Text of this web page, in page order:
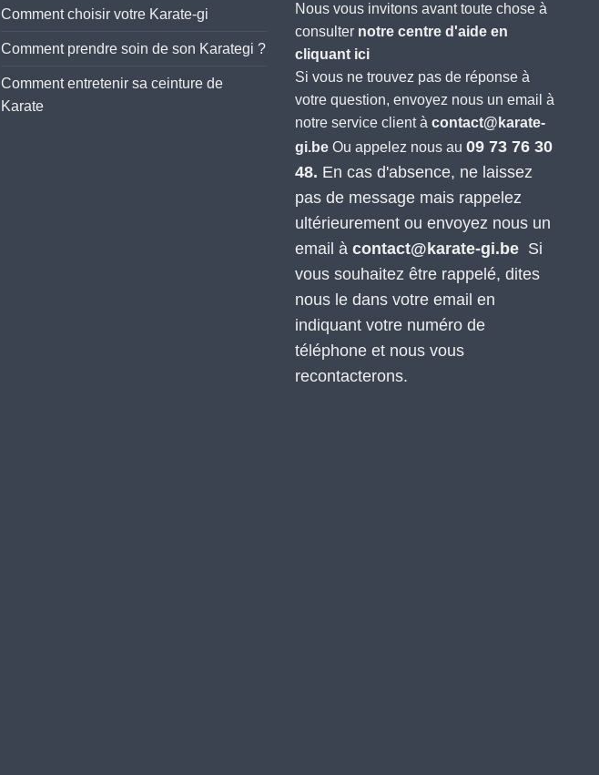
Comment choisir votre Karate-gi
Comment prendre soin de son Karategi ?
Comment entretenir sa ceinture de
Karate
Nous vous invitons avant toute chose à
consulter notre centre d'aide en
cliquant ici
Si vous ne trouvez pas de réponse à
votre question, envoyez nous un email à
notre service client à contact@karate-
gi.be Ou appelez nous au 09 73 76 30
48. En cas d'absence, ne laissez
pas de message mais rappelez
ultérieurement ou envoyez nous un
email à contact@karate-gi.be Si
vous souhaitez être rappelé, dites
nous le dans votre email en
indiquant votre numéro de
téléphone et nous vous
recontacterons.